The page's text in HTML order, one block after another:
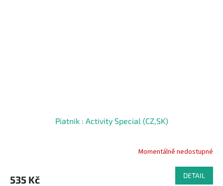
Piatnik : Activity Special (CZ,SK)
Momentálně nedostupné
535 Kč DETAIL